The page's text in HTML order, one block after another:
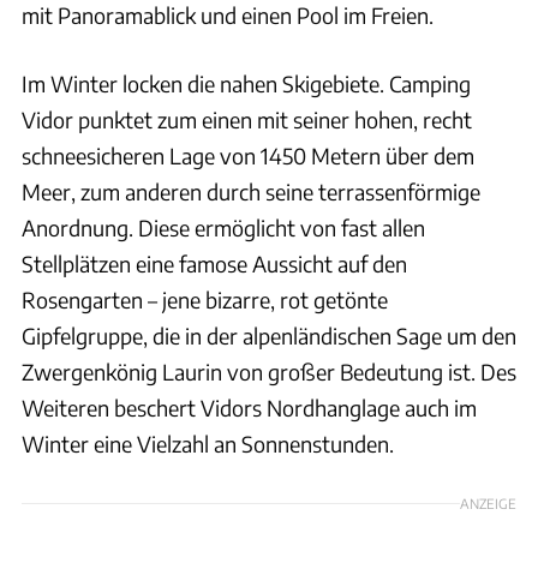
mit Panoramablick und einen Pool im Freien.
Im Winter locken die nahen Skigebiete. Camping
Vidor punktet zum einen mit seiner hohen, recht
schneesicheren Lage von 1450 Metern über dem
Meer, zum anderen durch seine terrassenförmige
Anordnung. Diese ermöglicht von fast allen
Stellplätzen eine famose Aussicht auf den
Rosengarten – jene bizarre, rot getönte
Gipfelgruppe, die in der alpenländischen Sage um den
Zwergenkönig Laurin von großer Bedeutung ist. Des
Weiteren beschert Vidors Nordhanglage auch im
Winter eine Vielzahl an Sonnenstunden.
ANZEIGE